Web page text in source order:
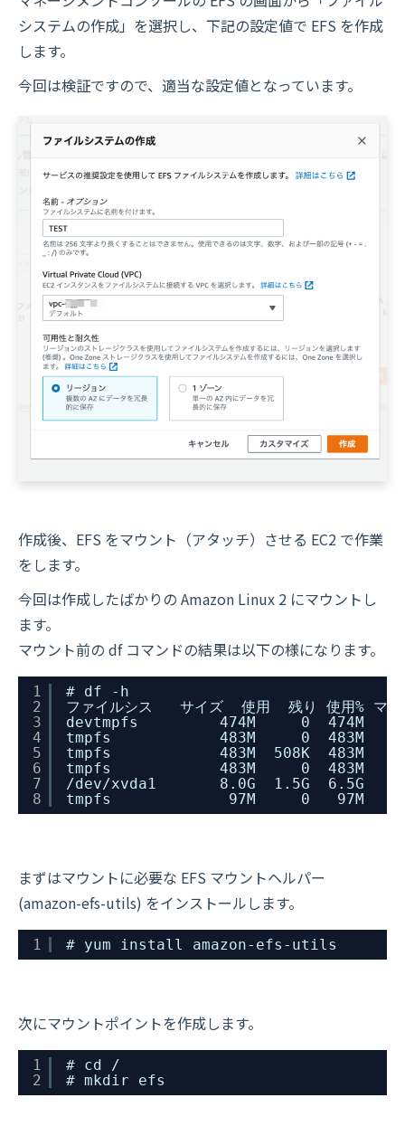
システムの作成」を選択し、下記の設定値で EFS を作成
します。
今回は検証ですので、適当な設定値となっています。
作成後、EFS をマウント（アタッチ）させる EC2 で作業
をします。
今回は作成したばかりの Amazon Linux 2 にマウントし
ます。
マウント前の df コマンドの結果は以下の様になります。
1
2
3
4
5
6
7
8
# df -h
ファイルシス   サイズ  使用  残り 使用% マウ
devtmpfs         474M     0  474M
tmpfs            483M     0  483M
tmpfs            483M  508K  483M
tmpfs            483M     0  483M
/dev/xvda1       8.0G  1.5G  6.5G
tmpfs             97M     0   97M
まずはマウントに必要な EFS マウントヘルパー
(amazon-efs-utils) をインストールします。
1 # yum install amazon-efs-utils
次にマウントポイントを作成します。
1
2
# cd /
# mkdir efs